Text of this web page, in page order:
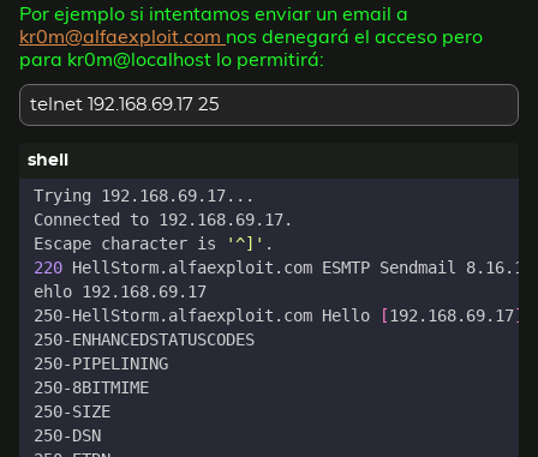
Por ejemplo si intentamos enviar un email a
kr0m@alfaexploit.com nos denegará el acceso pero
para kr0m@localhost lo permitirá:
telnet 192.168.69.17 25
Escape character is
'^]'
220 HellStorm.alfaexploit.com ESMTP Sendmail
250-HellStorm.alfaexploit.com Hello
[192.168.69.17]